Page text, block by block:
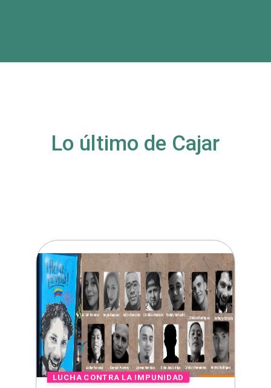
Lo último de Cajar